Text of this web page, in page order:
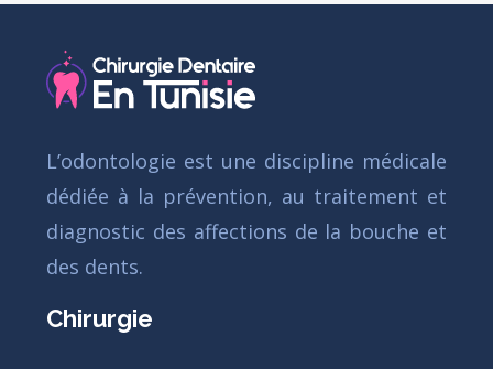
L’odontologie est une discipline médicale
dédiée à la prévention, au traitement et
diagnostic des affections de la bouche et
des dents.
Chirurgie